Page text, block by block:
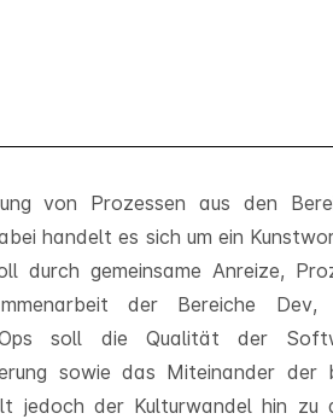
von Prozessen aus den
handelt es sich um ein
durch gemeinsame Anreize,
der Bereiche Dev,
soll die Qualität der
sowie das Miteinander der
jedoch der Kulturwandel hin zu